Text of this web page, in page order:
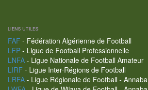
LIENS UTILES
FAF - Fédération Algérienne de Football
LFP- Ligue de Football Professionnelle
LNFA- Ligue Nationale de Football Amateur
LIRF - Ligue Inter-Régions de Football
LRFA- Ligue Régionale de Football - Annaba